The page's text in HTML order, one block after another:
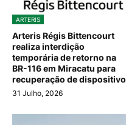
ARTERIS
Arteris Régis Bittencourt
realiza interdição
temporária de retorno na
BR-116 em Miracatu para
recuperação de dispositivo
31 Julho, 2026